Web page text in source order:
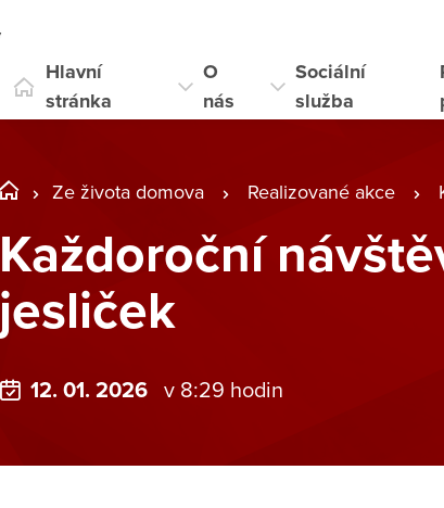
Hlavní
stránka
O
nás
Sociální
služba
Ze života domova Realizované akce
Každoroční
jesliček
12. 01. 2026 v 8:29 hodin